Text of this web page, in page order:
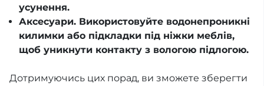
усунення.
Аксесуари. Використовуйте водонепроникні
килимки або підкладки під ніжки меблів,
щоб уникнути контакту з вологою підлогою.
Дотримуючись цих порад, ви зможете зберегти